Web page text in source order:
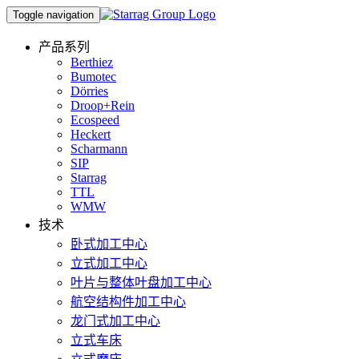
Toggle navigation
产品系列
Berthiez
Bumotec
Dörries
Droop+Rein
Ecospeed
Heckert
Scharmann
SIP
Starrag
TTL
WMW
技术
卧式加工中心
立式加工中心
叶片与整体叶盘加工中心
航空结构件加工中心
龙门式加工中心
立式车床